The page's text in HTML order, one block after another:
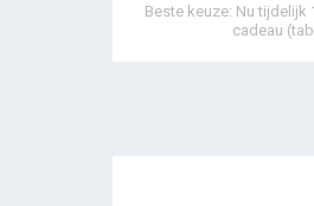
Beste keuze: Nu
cadeau